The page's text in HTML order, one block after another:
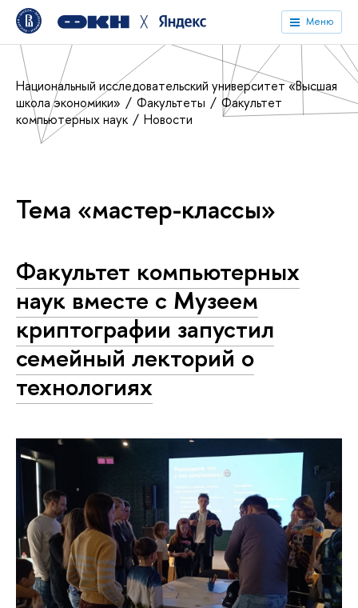
╳ Меню
Национальный исследовательский университет «Высшая
школа экономики»
Факультеты
Факультет
компьютерных наук
Новости
Тема «мастер-классы»
Факультет компьютерных
наук вместе с Музеем
криптографии запустил
семейный лекторий о
технологиях